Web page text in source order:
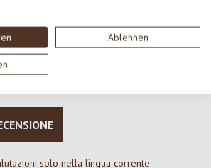
Ablehnen
0 su 5 stelle
solo nella lingua corrente.